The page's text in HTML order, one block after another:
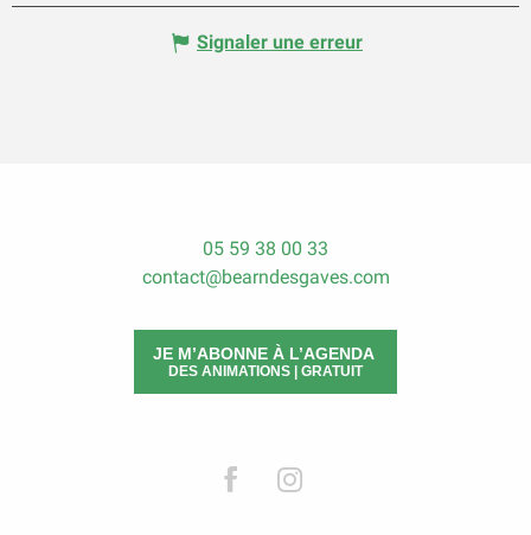
Signaler une erreur
05 59 38 00 33
contact@bearndesgaves.com
JE M’ABONNE À L’AGENDA
DES ANIMATIONS | GRATUIT